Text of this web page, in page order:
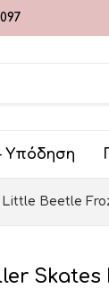
Υπόδηση
Beetle